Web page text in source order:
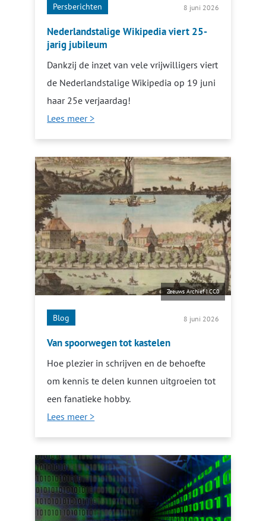
Persberichten 8 juni 2026
Nederlandstalige Wikipedia viert 25-
jarig jubileum
Dankzij de inzet van vele vrijwilligers viert
de Nederlandstalige Wikipedia op 19 juni
haar 25e verjaardag!
Lees meer >
Zeeuws Archief|CC0
Blog 8 juni 2026
Van spoorwegen tot kastelen
Hoe plezier in schrijven en de behoefte
om kennis te delen kunnen uitgroeien tot
een fanatieke hobby.
Lees meer >